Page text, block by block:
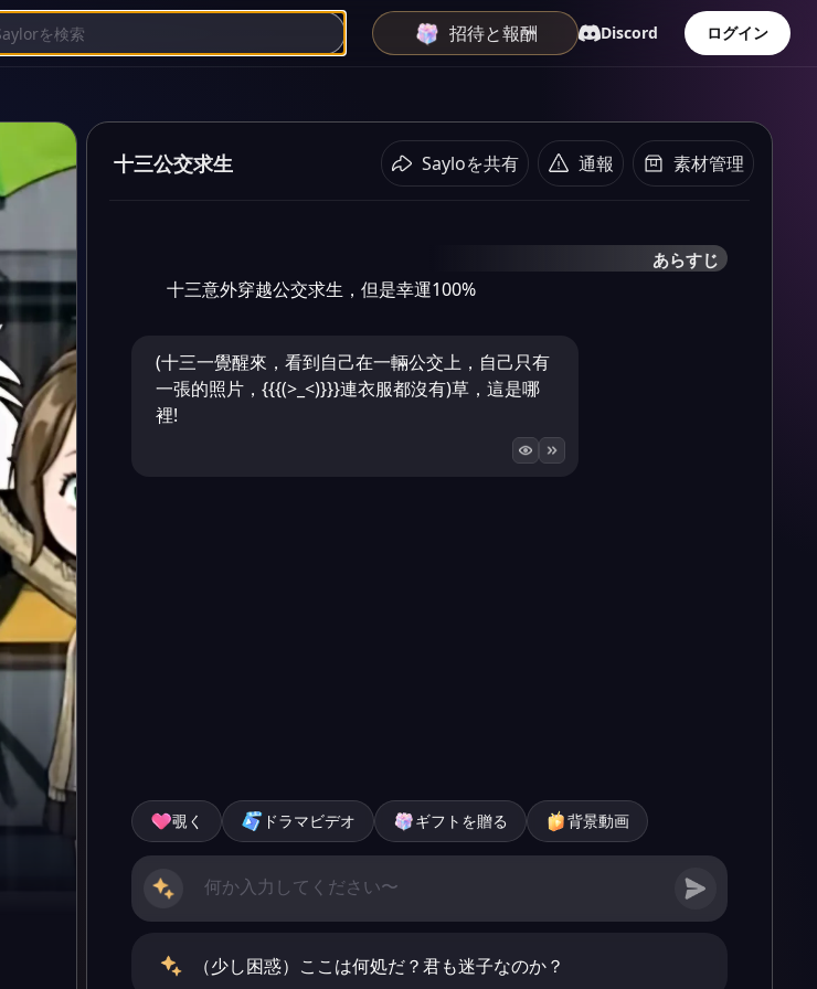
招待と報酬 Discord ログイン
十三公交求生 Sayloを共有 通報 素材管理
あらすじ
十三意外穿越公交求生，但是幸運100%
(十三一覺醒來，看到自己在一輛公交上，自己只有
一張的照片，{{{(>_<)}}}連衣服都沒有)草，這是哪
裡!
覗く ドラマビデオ ギフトを贈る 背景動画
（少し困惑）ここは何処だ？君も迷子なのか？